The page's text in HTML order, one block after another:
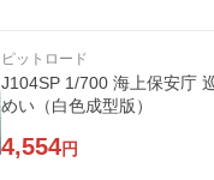
ピットロード
J104SP 1/700 海上保安庁
めい（白色成型版）
4,554円